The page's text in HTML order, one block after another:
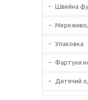
Швейна
Упаковка
Фартухи
Дитячий